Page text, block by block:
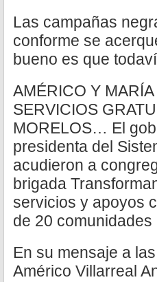
Las campañas
conforme se
bueno es que
AMÉRICO Y
SERVICIOS
MORELOS… El
presidenta del
acudieron a
brigada
servicios y apoyos
de 20
En su mensaje a
Américo Villarreal